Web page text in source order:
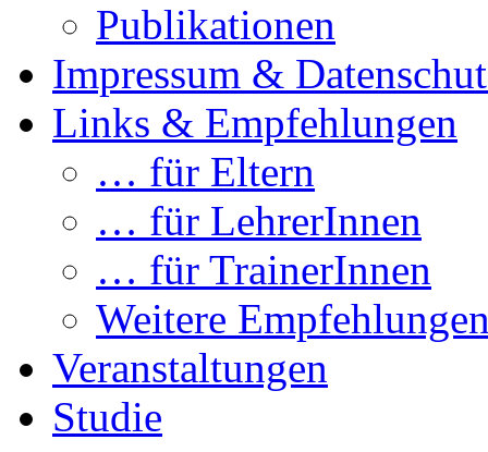
Publikationen
Impressum &
Links & Empfehlungen
… für Eltern
… für LehrerInnen
… für TrainerInnen
Weitere
Veranstaltungen
Studie